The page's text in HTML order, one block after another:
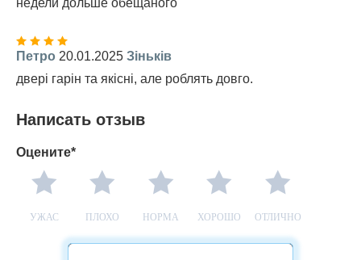
Петро 20.01.2025 Зіньків
двері гарін та якісні, але роблять довго.
Написать отзыв
Оцените*
УЖАС ПЛОХО НОРМА ХОРОШО ОТЛИЧНО